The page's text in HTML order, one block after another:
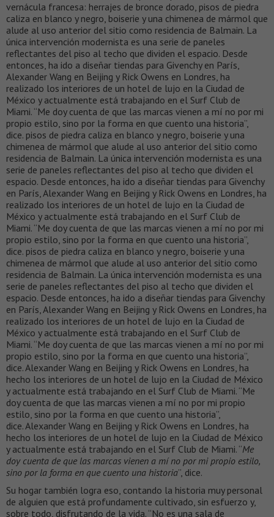
vernácula francesa: herrajes de bronce dorado, pisos de piedra
caliza en blanco y negro, boiserie y una chimenea de mármol que
alude al uso anterior del sitio como residencia de Balmain. La
única intervención modernista es una serie de paneles
reflectantes del piso al techo que dividen el espacio. Desde
entonces, ha ido a diseñar tiendas para Givenchy en París,
Alexander Wang en Beijing y Rick Owens en Londres, ha
realizado los interiores de un hotel de lujo en la Ciudad de
México y actualmente está trabajando en el Surf Club de
Miami. “Me doy cuenta de que las marcas vienen a mí no por mi
propio estilo, sino por la forma en que cuento una historia”,
dice. pisos de piedra caliza en blanco y negro, boiserie y una
chimenea de mármol que alude al uso anterior del sitio como
residencia de Balmain. La única intervención modernista es una
serie de paneles reflectantes del piso al techo que dividen el
espacio. Desde entonces, ha ido a diseñar tiendas para Givenchy
en París, Alexander Wang en Beijing y Rick Owens en Londres, ha
realizado los interiores de un hotel de lujo en la Ciudad de
México y actualmente está trabajando en el Surf Club de
Miami. “Me doy cuenta de que las marcas vienen a mí no por mi
propio estilo, sino por la forma en que cuento una historia”,
dice. pisos de piedra caliza en blanco y negro, boiserie y una
chimenea de mármol que alude al uso anterior del sitio como
residencia de Balmain. La única intervención modernista es una
serie de paneles reflectantes del piso al techo que dividen el
espacio. Desde entonces, ha ido a diseñar tiendas para Givenchy
en París, Alexander Wang en Beijing y Rick Owens en Londres, ha
realizado los interiores de un hotel de lujo en la Ciudad de
México y actualmente está trabajando en el Surf Club de
Miami. “Me doy cuenta de que las marcas vienen a mí no por mi
propio estilo, sino por la forma en que cuento una historia”,
dice. Alexander Wang en Beijing y Rick Owens en Londres, ha
hecho los interiores de un hotel de lujo en la Ciudad de México
y actualmente está trabajando en el Surf Club de Miami. “Me
doy cuenta de que las marcas vienen a mí no por mi propio
estilo, sino por la forma en que cuento una historia”,
dice. Alexander Wang en Beijing y Rick Owens en Londres, ha
hecho los interiores de un hotel de lujo en la Ciudad de México
y actualmente está trabajando en el Surf Club de Miami. “Me
doy cuenta de que las marcas vienen a mí no por mi propio estilo,
sino por la forma en que cuento una historia”, dice.
Su hogar también logra eso, contando la historia muy personal
de alguien que está profundamente cultivado, sin esfuerzo y,
sobre todo, disfrutando de la vida. “No es una sala de